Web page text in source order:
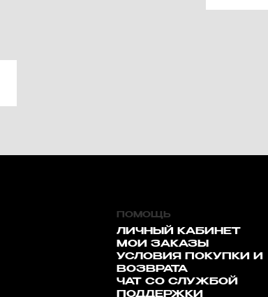
ПОМОЩЬ
ЛИЧНЫЙ КАБИНЕТ
МОИ ЗАКАЗЫ
УСЛОВИЯ ПОКУПКИ И
ВОЗВРАТА
ЧАТ СО СЛУЖБОЙ
ПОДДЕРЖКИ